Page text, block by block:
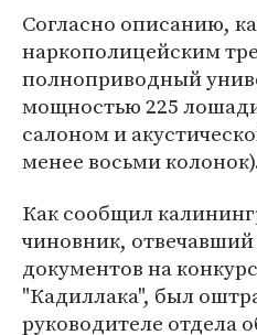
Согласно описанию,
наркополицейским
полноприводный
мощностью 225
салоном и
менее восьми
Как сообщил
чиновник, отвечавший
документов на
"Кадиллака", был
руководителе отдела